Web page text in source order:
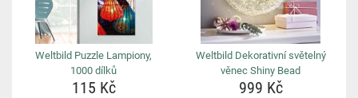
Weltbild Puzzle Lampiony,
1000 dílků
115 Kč
Weltbild Dekorativní světelný
věnec Shiny Bead
999 Kč